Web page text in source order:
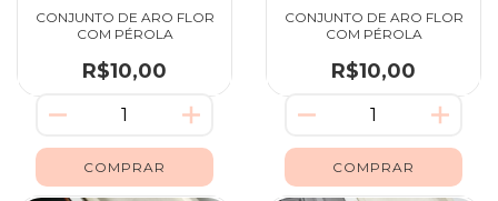
CONJUNTO DE ARO FLOR
COM PÉROLA
R$10,00
CONJUNTO DE ARO FLOR
COM PÉROLA
R$10,00